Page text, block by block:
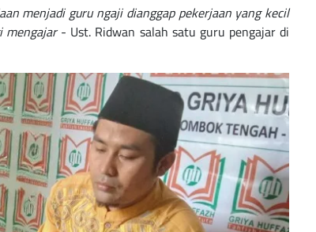
menjadi guru ngaji dianggap pekerjaan yang kecil
mengajar- Ust. Ridwan salah satu guru pengajar di